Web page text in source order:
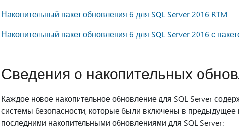
Накопительный пакет обновления 6 для SQL Server 2016 RTM
Накопительный пакет обновления 6 для SQL Server 2016 с
Сведения о накопительных
Каждое новое накопительное обновление для SQL Server
системы безопасности, которые были включены в предыдущее
последними накопительными обновлениями для SQL Server: